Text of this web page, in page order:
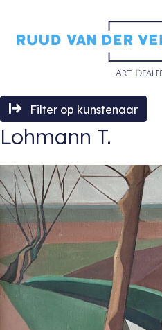
Filter op kunstenaar
Lohmann T.